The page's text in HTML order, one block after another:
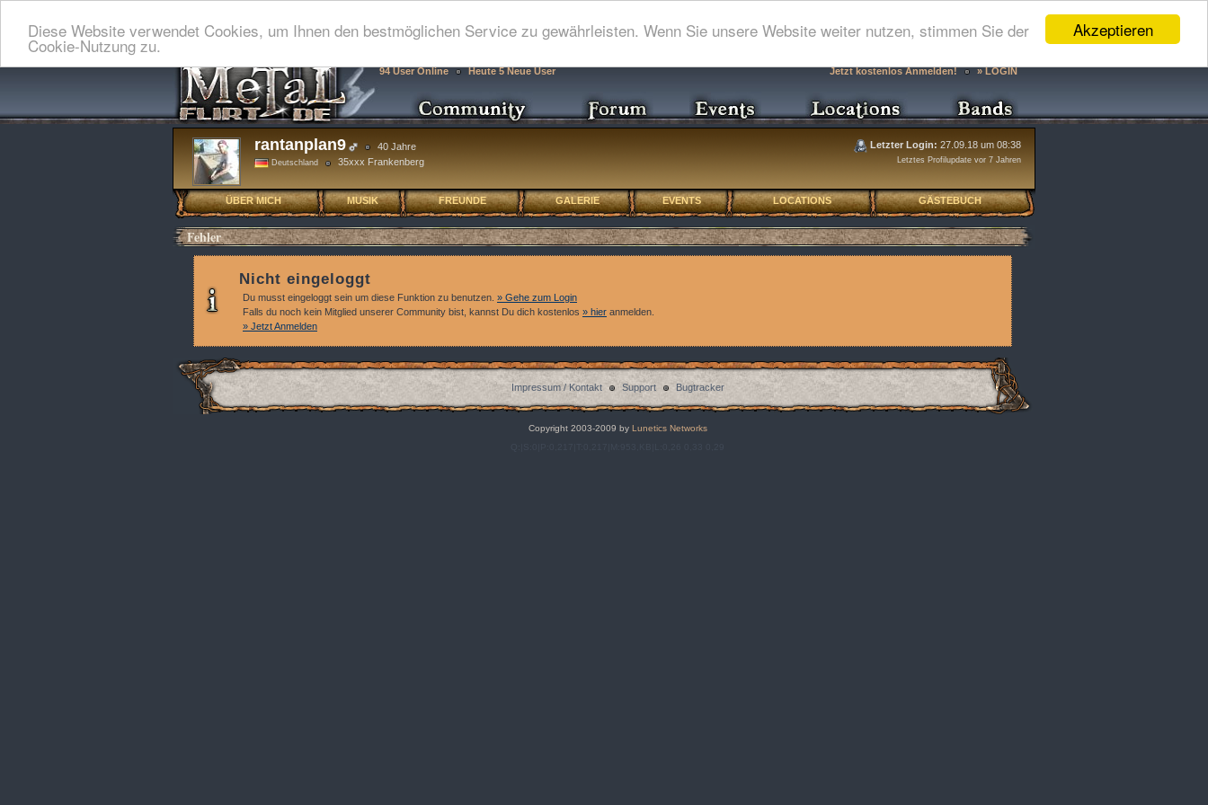
Akzeptieren
Diese Website verwendet Cookies, um Ihnen den bestmöglichen Service zu gewährleisten. Wenn Sie unsere Website weiter nutzen, stimmen Sie der
Cookie-Nutzung zu.
94 User Online Heute 5 Neue User Jetzt kostenlos Anmelden! » LOGIN
rantanplan9 40 Jahre
Deutschland 35xxx Frankenberg
Letzter Login: 27.09.18 um 08:38
Letztes Profilupdate vor 7 Jahren
ÜBER MICH MUSIK FREUNDE GALERIE EVENTS LOCATIONS GÄSTEBUCH
Fehler
Nicht eingeloggt
Du musst eingeloggt sein um diese Funktion zu benutzen. » Gehe zum Login
Falls du noch kein Mitglied unserer Community bist, kannst Du dich kostenlos » hier anmelden.
» Jetzt Anmelden
Impressum / Kontakt Support Bugtracker
Copyright 2003-2009 byLunetics Networks